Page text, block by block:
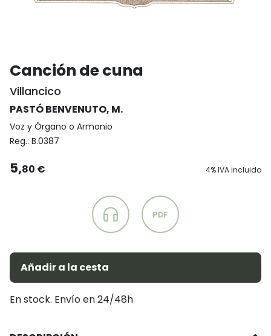
Canción de cuna
Villancico
PASTÓ BENVENUTO, M.
Voz y Órgano o Armonio
Reg.: B.0387
5,80 € 4% IVA incluido
Añadir a la cesta
En stock. Envío en 24/48h